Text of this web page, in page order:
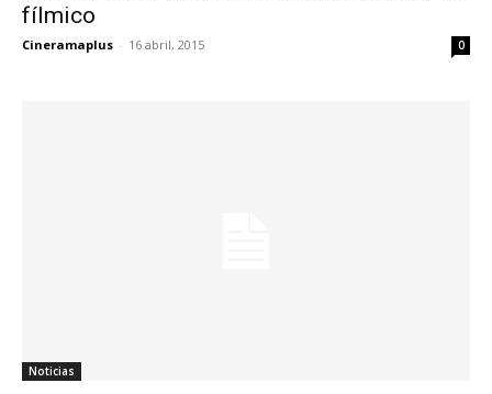
fílmico
Cineramaplus - 16 abril, 2015 0
Noticias